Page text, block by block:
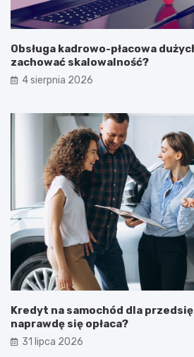
Obsługa kadrowo-płacowa
zachować skalowalność?
4 sierpnia 2026
Kredyt na samochód dla
naprawdę się opłaca?
31 lipca 2026